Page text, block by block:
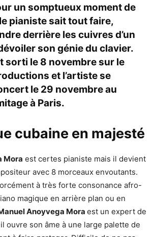
un somptueux moment de
pianiste sait tout faire,
derrière les cuivres d’un
son génie du clavier.
sorti le 8 novembre sur le
et l’artiste se
le 29 novembre au
à Paris.
cubaine en majesté
Mora est certes pianiste mais il devient
avec 8 morceaux envoutants.
à très forte consonance afro-
magique en arrière plan ou en
Anoyvega Mora est un expert de
ouvre son âme à une large palette de